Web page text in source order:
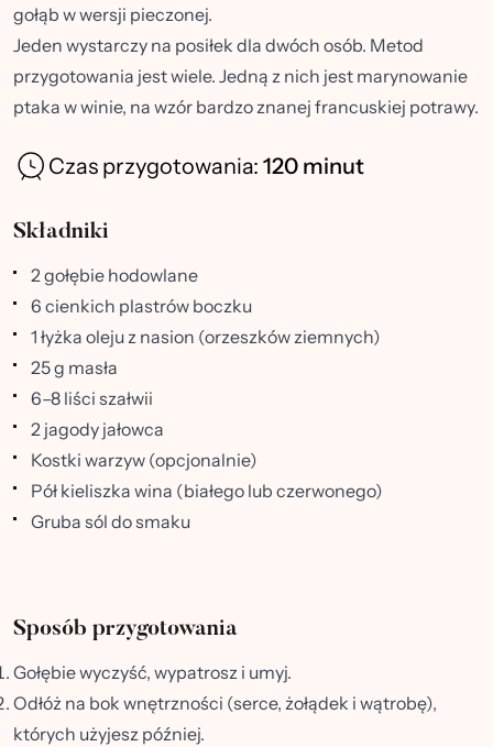
gołąb w wersji pieczonej.
Jeden wystarczy na posiłek dla dwóch osób. Metod
przygotowania jest wiele. Jedną z nich jest marynowanie
ptaka w winie, na wzór bardzo znanej francuskiej potrawy.
Czas przygotowania: 120 minut
Składniki
2 gołębie hodowlane
6 cienkich plastrów boczku
1 łyżka oleju z nasion (orzeszków ziemnych)
25 g masła
6–8 liści szałwii
2 jagody jałowca
Kostki warzyw (opcjonalnie)
Pół kieliszka wina (białego lub czerwonego)
Gruba sól do smaku
Sposób przygotowania
Gołębie wyczyść, wypatrosz i umyj.
Odłóż na bok wnętrzności (serce, żołądek i wątrobę),
których użyjesz później.